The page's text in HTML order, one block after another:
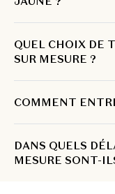
QUEL CHOIX DE
SUR MESURE ?
COMMENT
DANS QUELS
MESURE SONT-